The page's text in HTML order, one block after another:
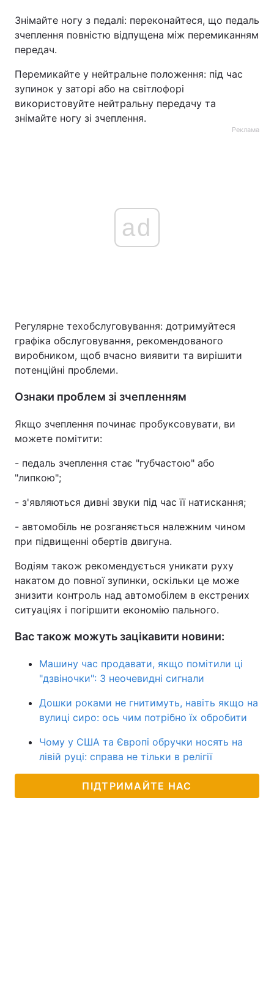
Знімайте ногу з педалі: переконайтеся, що педаль
зчеплення повністю відпущена між перемиканням
передач.
Перемикайте у нейтральне положення: під час
зупинок у заторі або на світлофорі
використовуйте нейтральну передачу та
знімайте ногу зі зчеплення.
Реклама
ad
Регулярне техобслуговування: дотримуйтеся
графіка обслуговування, рекомендованого
виробником, щоб вчасно виявити та вирішити
потенційні проблеми.
Ознаки проблем зі зчепленням
Якщо зчеплення починає пробуксовувати, ви
можете помітити:
- педаль зчеплення стає "губчастою" або
"липкою";
- з'являються дивні звуки під час її натискання;
- автомобіль не розганяється належним чином
при підвищенні обертів двигуна.
Водіям також рекомендується уникати руху
накатом до повної зупинки, оскільки це може
знизити контроль над автомобілем в екстрених
ситуаціях і погіршити економію пального.
Вас також можуть зацікавити новини:
Машину час продавати, якщо помітили ці
"дзвіночки": 3 неочевидні сигнали
Дошки роками не гнитимуть, навіть якщо на
вулиці сиро: ось чим потрібно їх обробити
Чому у США та Європі обручки носять на
лівій руці: справа не тільки в релігії
ПІДТРИМАЙТЕ НАС